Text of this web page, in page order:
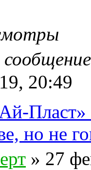
20:49
но не
» 27